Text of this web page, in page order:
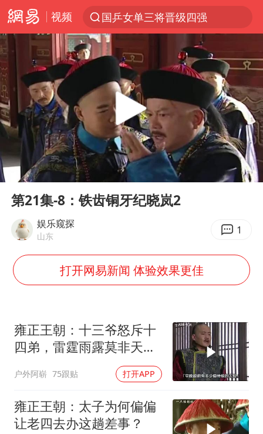
视频
国乒女单三将晋级四强
光影经济撬动暑期消费新蓝海
马克·艾伦退出斯诺克中国公开赛
新疆优化调整景区内自驾服务费
上四休三，但降薪1000元，你接受吗？
央视新主播李秋莹孙亚鹏亮相
情侣平潭拍日出坠崖1死1伤
梁家辉：到内地拍戏不是北上是回归
全民健身事业高质量发展
老挝国会主席赛宋蓬逝世
白海豚将正面袭击贯穿浙江
杭州全市有序停课
商场现钱学森巨幅海报 负责人回应
36岁男演员成景区NPC后人气爆棚
夏日经济乘“热”而上 消费市场向“新”而行
乐享全民健身 共筑健康中国
Play
00:00 04:23
第21集-8：铁齿铜牙纪晓岚2
娱乐窥探
山东 1
打开网易新闻 体验效果更佳
雍正王朝：十三爷怒斥十
四弟，雷霆雨露莫非天
户外阿崭 75跟贴 打开APP
雍正王朝：太子为何偏偏
让老四去办这趟差事？